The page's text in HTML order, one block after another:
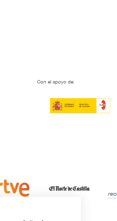
Con el apoyo de: